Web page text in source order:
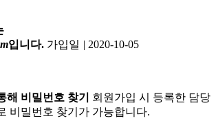
입니다. 가입일 | 2020-10-05
해 비밀번호 찾기
회원가입 시 등록한 담당
비밀번호 찾기가 가능합니다.